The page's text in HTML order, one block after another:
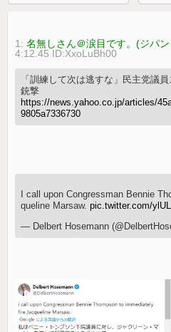
1:名無しさん＠涙目です。(ジパ
4:12.45 ID:XxoLuBh00
「訓練して次は逃すな」民主党議
銃撃
https://news.yahoo.co.jp/articles/
9805a7336730
I call upon Congressman Bennie
queline Marsaw.pic.twitter.com/
— Delbert Hosemann